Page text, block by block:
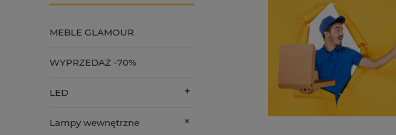
MEBLE GLAMOUR
WYPRZEDAŻ -70%
LED
Lampy wewnętrzne